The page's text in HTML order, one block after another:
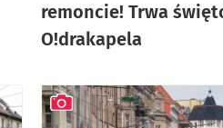
remoncie! Trwa
O!drakapela